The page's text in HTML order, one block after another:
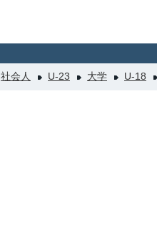
社会人 U-23 大学 U-18